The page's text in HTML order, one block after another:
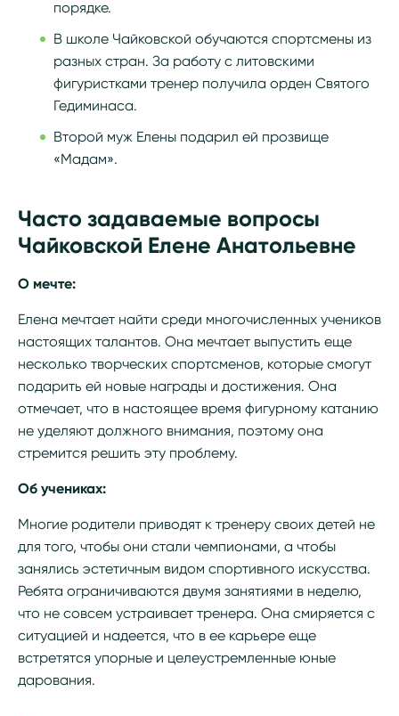
порядке.
В школе Чайковской обучаются спортсмены из
разных стран. За работу с литовскими
фигуристками тренер получила орден Святого
Гедиминаса.
Второй муж Елены подарил ей прозвище
«Мадам».
Часто задаваемые вопросы
Чайковской Елене Анатольевне
О мечте:
Елена мечтает найти среди многочисленных учеников
настоящих талантов. Она мечтает выпустить еще
несколько творческих спортсменов, которые смогут
подарить ей новые награды и достижения. Она
отмечает, что в настоящее время фигурному катанию
не уделяют должного внимания, поэтому она
стремится решить эту проблему.
Об учениках:
Многие родители приводят к тренеру своих детей не
для того, чтобы они стали чемпионами, а чтобы
занялись эстетичным видом спортивного искусства.
Ребята ограничиваются двумя занятиями в неделю,
что не совсем устраивает тренера. Она смиряется с
ситуацией и надеется, что в ее карьере еще
встретятся упорные и целеустремленные юные
дарования.